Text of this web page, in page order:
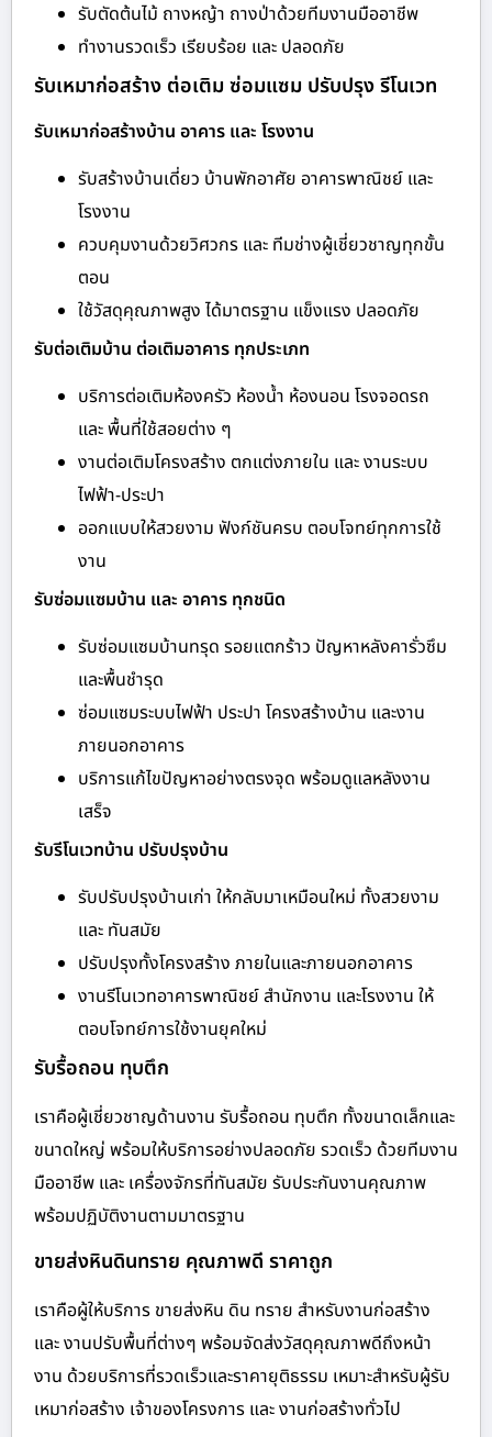
รับตัดต้นไม้ ถางหญ้า ถางป่าด้วยทีมงานมืออาชีพ
ทำงานรวดเร็ว เรียบร้อย และ ปลอดภัย
รับเหมาก่อสร้าง ต่อเติม ซ่อมแซม ปรับปรุง รีโนเวท
รับเหมาก่อสร้างบ้าน อาคาร และ โรงงาน
รับสร้างบ้านเดี่ยว บ้านพักอาศัย อาคารพาณิชย์ และ
โรงงาน
ควบคุมงานด้วยวิศวกร และ ทีมช่างผู้เชี่ยวชาญทุกขั้น
ตอน
ใช้วัสดุคุณภาพสูง ได้มาตรฐาน แข็งแรง ปลอดภัย
รับต่อเติมบ้าน ต่อเติมอาคาร ทุกประเภท
บริการต่อเติมห้องครัว ห้องน้ำ ห้องนอน โรงจอดรถ
และ พื้นที่ใช้สอยต่าง ๆ
งานต่อเติมโครงสร้าง ตกแต่งภายใน และ งานระบบ
ไฟฟ้า-ประปา
ออกแบบให้สวยงาม ฟังก์ชันครบ ตอบโจทย์ทุกการใช้
งาน
รับซ่อมแซมบ้าน และ อาคาร ทุกชนิด
รับซ่อมแซมบ้านทรุด รอยแตกร้าว ปัญหาหลังคารั่วซึม
และพื้นชำรุด
ซ่อมแซมระบบไฟฟ้า ประปา โครงสร้างบ้าน และงาน
ภายนอกอาคาร
บริการแก้ไขปัญหาอย่างตรงจุด พร้อมดูแลหลังงาน
เสร็จ
รับรีโนเวทบ้าน ปรับปรุงบ้าน
รับปรับปรุงบ้านเก่า ให้กลับมาเหมือนใหม่ ทั้งสวยงาม
และ ทันสมัย
ปรับปรุงทั้งโครงสร้าง ภายในและภายนอกอาคาร
งานรีโนเวทอาคารพาณิชย์ สำนักงาน และโรงงาน ให้
ตอบโจทย์การใช้งานยุคใหม่
รับรื้อถอน ทุบตึก
เราคือผู้เชี่ยวชาญด้านงาน รับรื้อถอน ทุบตึก ทั้งขนาดเล็กและ
ขนาดใหญ่ พร้อมให้บริการอย่างปลอดภัย รวดเร็ว ด้วยทีมงาน
มืออาชีพ และ เครื่องจักรที่ทันสมัย รับประกันงานคุณภาพ
พร้อมปฏิบัติงานตามมาตรฐาน
ขายส่งหินดินทราย คุณภาพดี ราคาถูก
เราคือผู้ให้บริการ ขายส่งหิน ดิน ทราย สำหรับงานก่อสร้าง
และ งานปรับพื้นที่ต่างๆ พร้อมจัดส่งวัสดุคุณภาพดีถึงหน้า
งาน ด้วยบริการที่รวดเร็วและราคายุติธรรม เหมาะสำหรับผู้รับ
เหมาก่อสร้าง เจ้าของโครงการ และ งานก่อสร้างทั่วไป